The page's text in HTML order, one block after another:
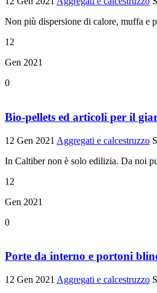
Non più dispersione di calore, muffa e
12
Gen 2021
0
Bio-pellets ed articoli per il
12 Gen 2021 Aggregati e calcestruzzo
In Caltiber non è solo edilizia. Da noi
12
Gen 2021
0
Porte da interno e portoni
12 Gen 2021 Aggregati e calcestruzzo